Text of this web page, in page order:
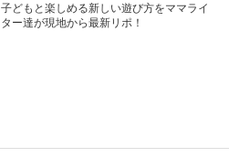
子どもと楽しめる新しい遊び方をママライ
ター達が現地から最新リポ！